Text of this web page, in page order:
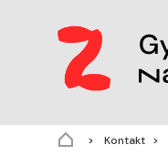
Kontakt